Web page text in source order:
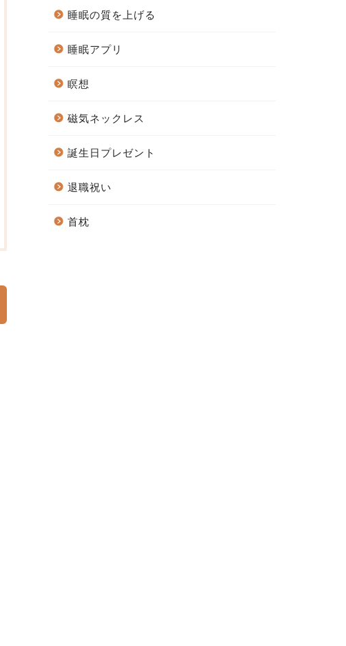
睡眠の質を上げる
睡眠アプリ
瞑想
磁気ネックレス
誕生日プレゼント
退職祝い
首枕